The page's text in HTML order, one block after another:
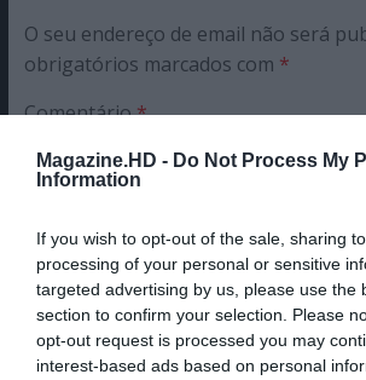
Magazine.HD - Do Not Process My
Information
If you wish to opt-out of the sale, sharing
processing of your personal or sensitive
targeted advertising by us, please use the
section to confirm your selection. Please
opt-out request is processed you may
interest-based ads based on personal
O seu endereço de email não será
obrigatórios marcados com *
Comentário*
Email